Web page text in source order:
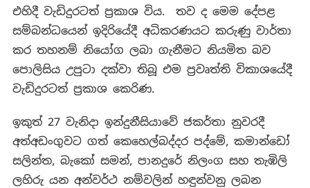
එහිදී වැඩිදුරටත් ප්‍රකාශ විය. තව ද මෙම දේපළ
සම්බන්ධයෙන් ඉදිරියේදී අධිකරණයට කරුණු වාර්තා
කර තහනම් නියෝග ලබා ගැනීමට නියමිත බව
පොලිසිය උපුටා දක්වා තිබූ එම ප්‍රවෘත්ති විකාශයේදී
වැඩිදුරටත් ප්‍රකාශ කෙරිණ.
ඉකුත් 27 වැනිදා ඉන්දුනීසියාවේ ජකර්තා නුවරදී
අත්අඩංගුවට ගත් කෙහෙල්බද්දර පද්මේ, කමාන්ඩෝ
සලින්ත, බැකෝ සමන්, පානදුරේ නිලංග සහ තැඹිලි
ලහිරු යන අන්වර්ථ නම්වලින් හඳුන්වනු ලබන